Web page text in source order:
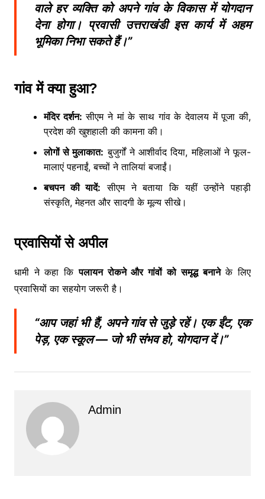
वाले हर व्यक्ति को अपने गांव के विकास में योगदान
देना होगा। प्रवासी उत्तराखंडी इस कार्य में अहम
भूमिका निभा सकते हैं।”
गांव में क्या हुआ?
मंदिर दर्शन: सीएम ने मां के साथ गांव के देवालय में पूजा की,
प्रदेश की खुशहाली की कामना की।
लोगों से मुलाकात: बुजुर्गों ने आशीर्वाद दिया, महिलाओं ने फूल-
मालाएं पहनाईं, बच्चों ने तालियां बजाईं।
बचपन की यादें: सीएम ने बताया कि यहीं उन्होंने पहाड़ी
संस्कृति, मेहनत और सादगी के मूल्य सीखे।
प्रवासियों से अपील
धामी ने कहा किपलायन रोकने और गांवों को समृद्ध बनानेके लिए
प्रवासियों का सहयोग जरूरी है।
“आप जहां भी हैं, अपने गांव से जुड़े रहें। एक ईंट, एक
पेड़, एक स्कूल — जो भी संभव हो, योगदान दें।”
Admin